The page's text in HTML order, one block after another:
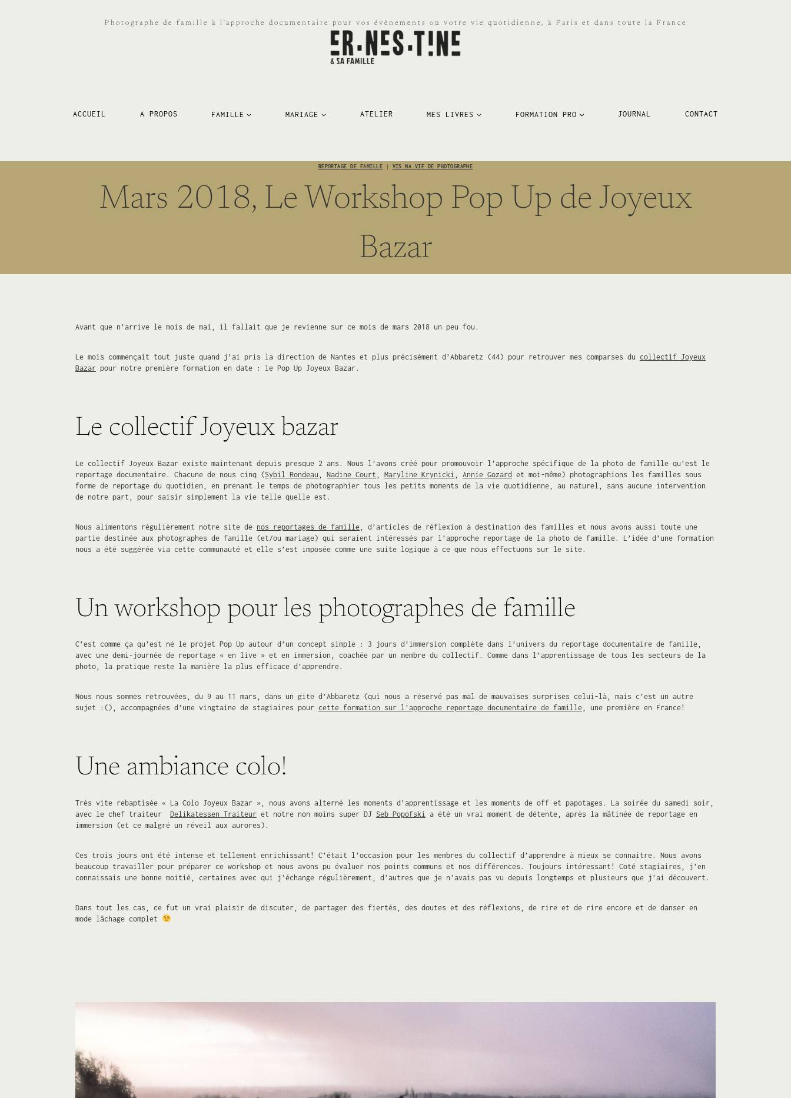
Photographe de famille à l'approche documentaire pour vos évènements ou votre vie quotidienne, à Paris et dans toute la France
ACCUEIL A PROPOS FAMILLE MARIAGE ATELIER MES LIVRES FORMATION PRO JOURNAL CONTACT
REPORTAGE DE FAMILLE VIS MA VIE DE PHOTOGRAPHE
Mars 2018, Le Workshop Pop Up de Joyeux
Bazar
Avant que n’arrive le mois de mai, il fallait que je revienne sur ce mois de mars 2018 un peu fou.
Le mois commençait tout juste quand j’ai pris la direction de Nantes et plus précisément d’Abbaretz (44) pour retrouver mes comparses du collectif Joyeux
Bazar pour notre première formation en date : le Pop Up Joyeux Bazar.
Le collectif Joyeux bazar
Le collectif Joyeux Bazar existe maintenant depuis presque 2 ans. Nous l’avons créé pour promouvoir l’approche spécifique de la photo de famille qu’est le
reportage documentaire. Chacune de nous cinq (Sybil Rondeau Nadine Court Maryline Krynicki Annie Gozard et moi-même) photographions les familles sous
forme de reportage du quotidien, en prenant le temps de photographier tous les petits moments de la vie quotidienne, au naturel, sans aucune intervention
de notre part, pour saisir simplement la vie telle quelle est.
Nous alimentons régulièrement notre site de nos reportages de famille , d’articles de réflexion à destination des familles et nous avons aussi toute une
partie destinée aux photographes de famille (et/ou mariage) qui seraient intéressés par l’approche reportage de la photo de famille. L’idée d’une formation
nous a été suggérée via cette communauté et elle s’est imposée comme une suite logique à ce que nous effectuons sur le site.
Un workshop pour les photographes de famille
C’est comme ça qu’est né le projet Pop Up autour d’un concept simple : 3 jours d’immersion complète dans l’univers du reportage documentaire de famille,
avec une demi-journée de reportage « en live » et en immersion, coachée par un membre du collectif. Comme dans l’apprentissage de tous les secteurs de la
photo, la pratique reste la manière la plus efficace d’apprendre.
Nous nous sommes retrouvées, du 9 au 11 mars, dans un gite d’Abbaretz (qui nous a réservé pas mal de mauvaises surprises celui-là, mais c’est un autre
sujet :(), accompagnées d’une vingtaine de stagiaires pour cette formation sur l’approche reportage documentaire de famille, une première en France!
Une ambiance colo!
Très vite rebaptisée « La Colo Joyeux Bazar », nous avons alterné les moments d’apprentissage et les moments de off et papotages. La soirée du samedi soir,
avec le chef traiteur Delikatessen Traiteur et notre non moins super DJ Seb Popofski
a été un vrai moment de détente, après la mâtinée de reportage en
immersion (et ce malgré un réveil aux aurores).
Ces trois jours ont été intense et tellement enrichissant! C’était l’occasion pour les membres du collectif d’apprendre à mieux se connaitre. Nous avons
beaucoup travailler pour préparer ce workshop et nous avons pu évaluer nos points communs et nos différences. Toujours intéressant! Coté stagiaires, j’en
connaissais une bonne moitié, certaines avec qui j’échange régulièrement, d’autres que je n’avais pas vu depuis longtemps et plusieurs que j’ai découvert.
Dans tout les cas, ce fut un vrai plaisir de discuter, de partager des fiertés, des doutes et des réflexions, de rire et de rire encore et de danser en
mode lâchage complet